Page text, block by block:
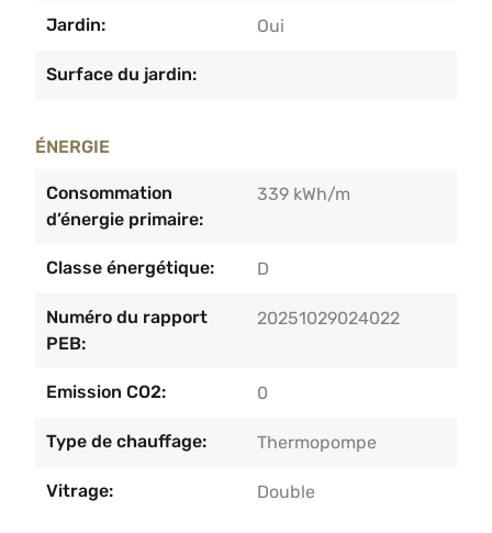
Jardin: Oui
Surface du jardin:
ÉNERGIE
Consommation
d’énergie primaire:
339 kWh/m
Classe énergétique: D
Numéro du rapport
PEB:
20251029024022
Emission CO2: 0
Type de chauffage: Thermopompe
Vitrage: Double